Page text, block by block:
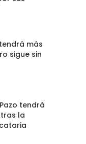
más
sigue sin
tendrá
la